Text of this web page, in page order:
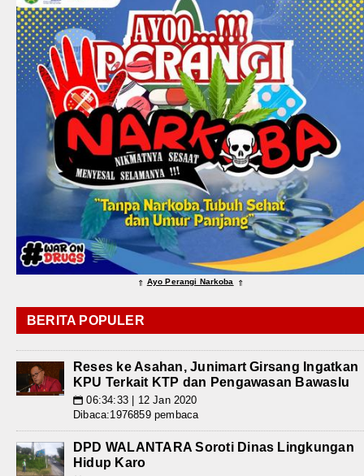
⇑ Ayo Perangi Narkoba ⇑
BERITA POPULER
Reses ke Asahan, Junimart Girsang Ingatkan
KPU Terkait KTP dan Pengawasan Bawaslu
📅 06:34:33 | 12 Jan 2020
Dibaca:1976859 pembaca
DPD WALANTARA Soroti Dinas Lingkungan
Hidup Karo